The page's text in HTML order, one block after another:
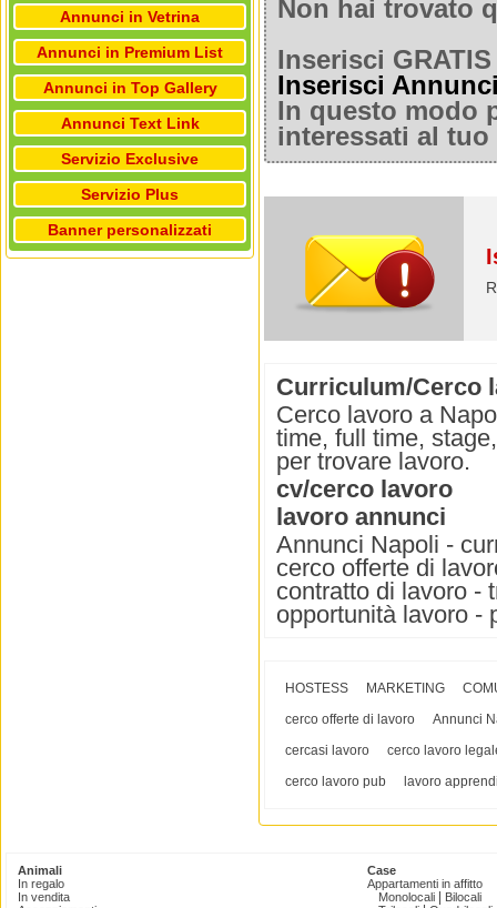
Annunci in Vetrina
Annunci in Premium List
Annunci in Top Gallery
Annunci Text Link
Servizio Exclusive
Servizio Plus
Banner personalizzati
Non hai trovato
Inserisci
Inserisci
In questo modo
interessati al
Curriculum/Cerco
Cerco lavoro a
time, full time,
per trovare lavoro.
cv/cerco lavoro
lavoro annunci
Annunci Napoli -
cerco offerte di
contratto di lavoro -
opportunità lavoro -
HOSTESS MARKETING
cerco offerte di lavoro
Annunci
cercasi lavoro
cerco lavoro
cerco lavoro pub
lavoro
Animali
In regalo
In vendita
Case
Appartamenti in affitto
Monolocali
Bilocali